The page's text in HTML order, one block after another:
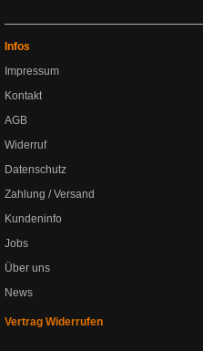
Infos
Impressum
Kontakt
AGB
Widerruf
Datenschutz
Zahlung / Versand
Kundeninfo
Jobs
Über uns
News
Vertrag Widerrufen